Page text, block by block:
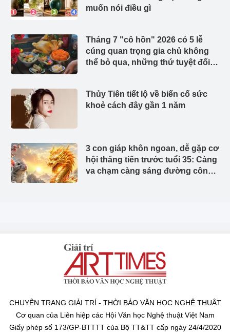
muốn nói điều gì
Tháng 7 "cô hồn" 2026 có 5 lễ
cúng quan trọng gia chủ không
thể bỏ qua, những thứ tuyệt đối
Thủy Tiên tiết lộ về biến cố sức
khoẻ cách đây gần 1 năm
3 con giáp khôn ngoan, dễ gặp cơ
hội thăng tiến trước tuổi 35: Càng
va chạm càng sáng đường công
CHUYÊN TRANG GIẢI TRÍ - THỜI BÁO VĂN HỌC NGHỆ THUẬT
Cơ quan của Liên hiệp các Hội Văn học Nghệ thuật Việt Nam
Giấy phép số 173/GP-BTTTT của Bộ TT&TT cấp ngày 24/4/2020